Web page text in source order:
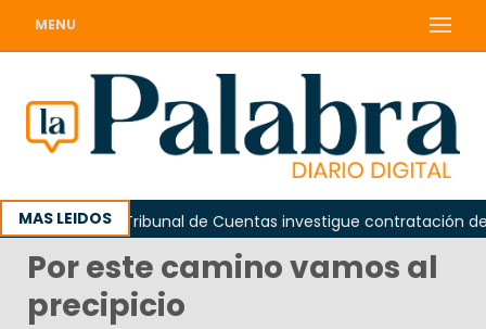
MENU
MAS LEIDOS
que el Tribunal de Cuentas investigue contratación de baños
Por este camino vamos al
precipicio